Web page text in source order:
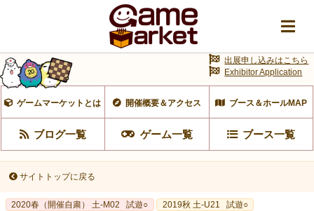
ゲームマーケットとは 開催概要＆アクセス ブース＆ホールMAP
ブログ一覧 ゲーム一覧 ブース一覧
出展申し込みはこちら
Exhibitor Application
サイトトップに戻る
2020春（開催自粛） 土-M02 試遊○ 2019秋 土-U21 試遊○